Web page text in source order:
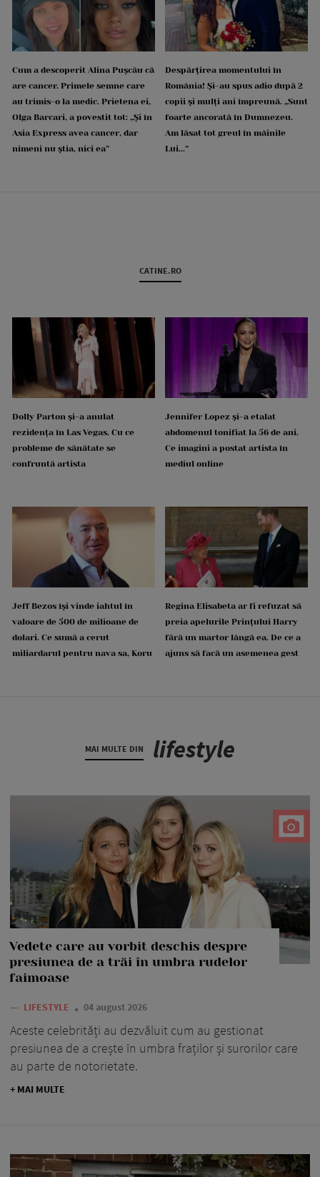
Cum a descoperit Alina Pușcău că
are cancer. Primele semne care
au trimis-o la medic. Prietena ei,
Olga Barcari, a povestit tot: „Și în
Asia Express avea cancer, dar
nimeni nu știa, nici ea”
Despărțirea momentului în
România! Și-au spus adio după 2
copii și mulți ani împreună. „Sunt
foarte ancorată în Dumnezeu.
Am lăsat tot greul în mâinile
Lui...”
CATINE.RO
Dolly Parton și-a anulat
rezidența în Las Vegas. Cu ce
probleme de sănătate se
confruntă artista
Jennifer Lopez și-a etalat
abdomenul tonifiat la 56 de ani.
Ce imagini a postat artista în
mediul online
Jeff Bezos își vinde iahtul în
valoare de 500 de milioane de
dolari. Ce sumă a cerut
miliardarul pentru nava sa, Koru
Regina Elisabeta ar fi refuzat să
preia apelurile Prințului Harry
fără un martor lângă ea. De ce a
ajuns să facă un asemenea gest
MAI MULTE DIN lifestyle
Vedete care au vorbit deschis despre
presiunea de a trăi în umbra rudelor
faimoase
— LIFESTYLE 04 august 2026
Aceste celebrități au dezvăluit cum au gestionat
presiunea de a crește în umbra fraților și surorilor care
au parte de notorietate.
+ MAI MULTE